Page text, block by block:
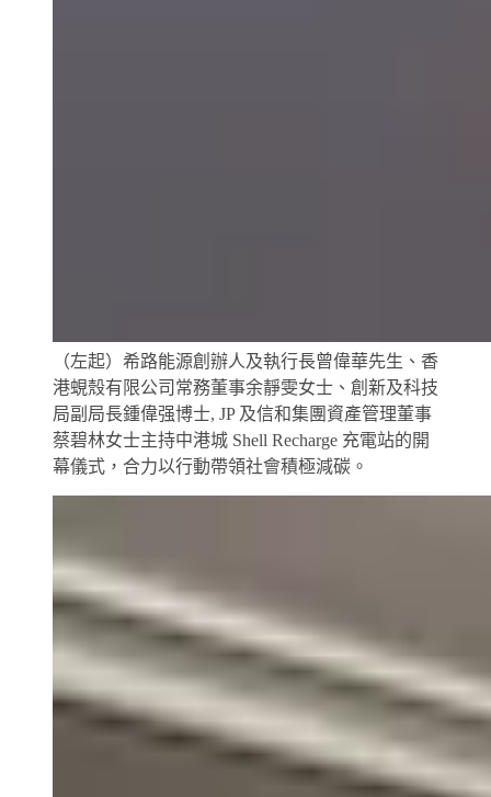
（左起）希路能源創辦人及執行長曾偉華先生、香
港蜆殼有限公司常務董事余靜雯女士、創新及科技
局副局長鍾偉强博士, JP 及信和集團資產管理董事
蔡碧林女士主持中港城 Shell Recharge 充電站的開
幕儀式，合力以行動帶領社會積極減碳。